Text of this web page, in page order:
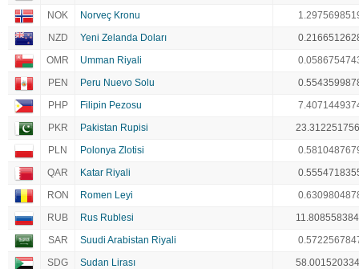
NOK
Norveç Kronu
NZD
Yeni Zelanda Doları
OMR
Umman Riyali
PEN
Peru Nuevo Solu
PHP
Filipin Pezosu
PKR
Pakistan Rupisi
PLN
Polonya Zlotisi
QAR
Katar Riyali
RON
Romen Leyi
RUB
Rus Rublesi
SAR
Suudi Arabistan Riyali
SDG
Sudan Lirası